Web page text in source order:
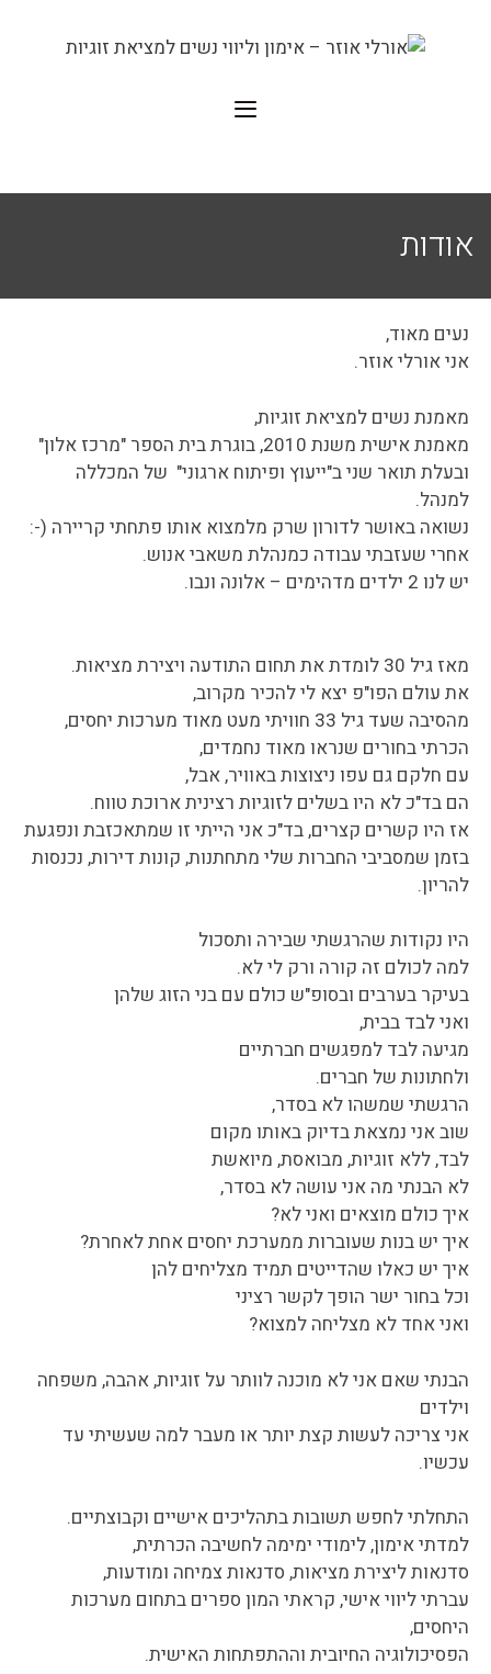
אודות
נעים מאוד,
אני אורלי אוזר.
מאמנת נשים למציאת זוגיות,
מאמנת אישית משנת 2010, בוגרת בית הספר "מרכז אלון"
ובעלת תואר שני ב"ייעוץ ופיתוח ארגוני" של המכללה
למנהל.
נשואה באושר לדורון שרק מלמצוא אותו פתחתי קריירה (-:
אחרי שעזבתי עבודה כמנהלת משאבי אנוש.
יש לנו 2 ילדים מדהימים – אלונה ונבו.
מאז גיל 30 לומדת את תחום התודעה ויצירת מציאות.
את עולם הפו"פ יצא לי להכיר מקרוב,
מהסיבה שעד גיל 33 חוויתי מעט מאוד מערכות יחסים,
הכרתי בחורים שנראו מאוד נחמדים,
עם חלקם גם עפו ניצוצות באוויר, אבל,
הם בד"כ לא היו בשלים לזוגיות רצינית ארוכת טווח.
אז היו קשרים קצרים, בד"כ אני הייתי זו שמתאכזבת ונפגעת
בזמן שמסביבי החברות שלי מתחתנות, קונות דירות, נכנסות
להריון.
היו נקודות שהרגשתי שבירה ותסכול
למה לכולם זה קורה ורק לי לא.
בעיקר בערבים ובסופ"ש כולם עם בני הזוג שלהן
ואני לבד בבית,
מגיעה לבד למפגשים חברתיים
ולחתונות של חברים.
הרגשתי שמשהו לא בסדר,
שוב אני נמצאת בדיוק באותו מקום
לבד, ללא זוגיות, מבואסת, מיואשת
לא הבנתי מה אני עושה לא בסדר,
איך כולם מוצאים ואני לא?
איך יש בנות שעוברות ממערכת יחסים אחת לאחרת?
איך יש כאלו שהדייטים תמיד מצליחים להן
וכל בחור ישר הופך לקשר רציני
ואני אחד לא מצליחה למצוא?
הבנתי שאם אני לא מוכנה לוותר על זוגיות, אהבה, משפחה
וילדים
אני צריכה לעשות קצת יותר או מעבר למה שעשיתי עד
עכשיו.
התחלתי לחפש תשובות בתהליכים אישיים וקבוצתיים.
למדתי אימון, לימודי ימימה לחשיבה הכרתית,
סדנאות ליצירת מציאות, סדנאות צמיחה ומודעות,
עברתי ליווי אישי, קראתי המון ספרים בתחום מערכות
היחסים,
הפסיכולוגיה החיובית וההתפתחות האישית.